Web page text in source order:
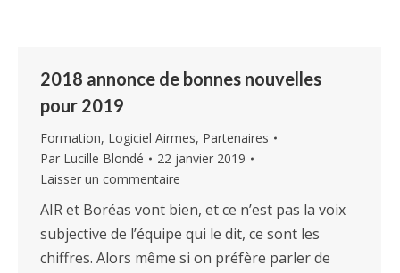
2018 annonce de bonnes nouvelles
pour 2019
Formation, Logiciel Airmes, Partenaires
Par Lucille Blondé
22 janvier 2019
Laisser un commentaire
AIR et Boréas vont bien, et ce n’est pas la voix
subjective de l’équipe qui le dit, ce sont les
chiffres. Alors même si on préfère parler de